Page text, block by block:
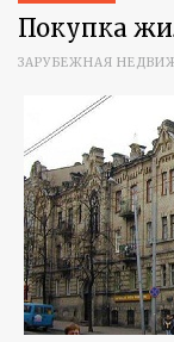
Покупка
ЗАРУБЕЖНАЯ